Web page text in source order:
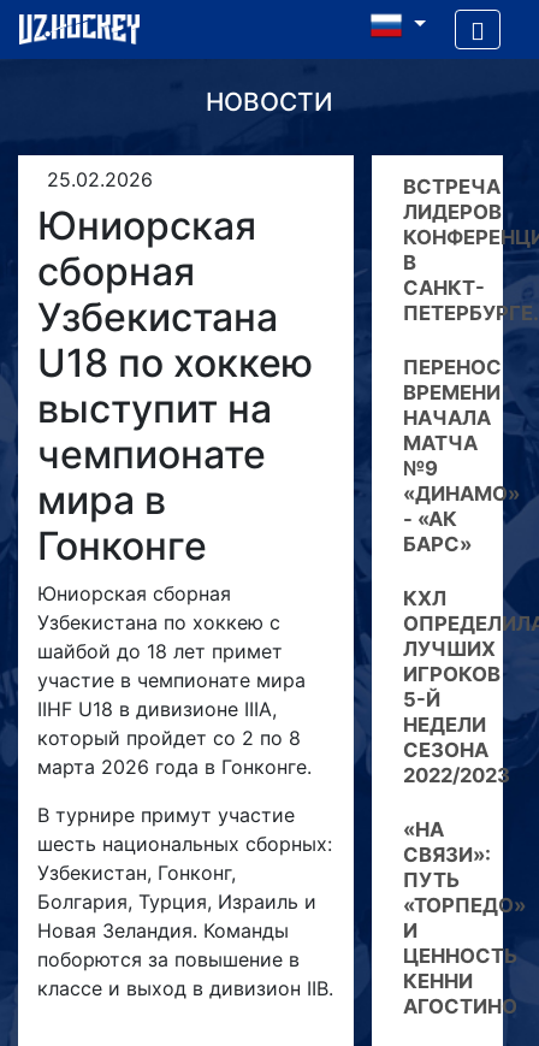
НОВОСТИ
25.02.2026
Юниорская
сборная
Узбекистана
U18 по хоккею
выступит на
чемпионате
мира в
Гонконге
Юниорская сборная
Узбекистана по хоккею с
шайбой до 18 лет примет
участие в чемпионате мира
IIHF U18 в дивизионе IIIA,
который пройдет со 2 по 8
марта 2026 года в Гонконге.
В турнире примут участие
шесть национальных сборных:
Узбекистан, Гонконг,
Болгария, Турция, Израиль и
Новая Зеландия. Команды
поборются за повышение в
классе и выход в дивизион IIB.
ВСТРЕЧА
ЛИДЕРОВ
В
САНКТ-
ПЕТЕРБУРГЕ.
ПЕРЕНОС
ВРЕМЕНИ
НАЧАЛА
МАТЧА
№9
«ДИНАМО»
- «АК
БАРС»
КХЛ
ЛУЧШИХ
ИГРОКОВ
5-Й
НЕДЕЛИ
СЕЗОНА
2022/2023
«НА
СВЯЗИ»:
ПУТЬ
«ТОРПЕДО»
И
ЦЕННОСТЬ
КЕННИ
АГОСТИНО